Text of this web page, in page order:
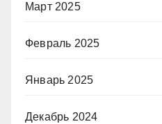
Март 2025
Февраль 2025
Январь 2025
Декабрь 2024